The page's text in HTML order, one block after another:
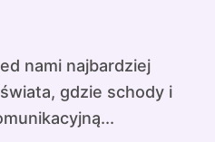
gdzie schody i